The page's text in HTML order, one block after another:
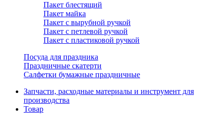
Пакет блестящий
Пакет майка
Пакет с вырубной ручкой
Пакет с петлевой ручкой
Пакет с пластиковой ручкой
Посуда для праздника
Праздничные скатерти
Салфетки бумажные праздничные
Запчасти, расходные материалы и инструмент для
производства
Товар